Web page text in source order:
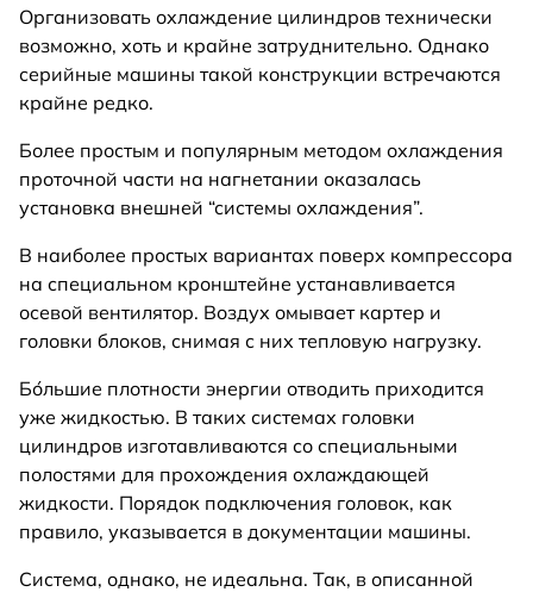
Организовать охлаждение цилиндров технически
возможно, хоть и крайне затруднительно. Однако
серийные машины такой конструкции встречаются
крайне редко.
Более простым и популярным методом охлаждения
проточной части на нагнетании оказалась
установка внешней “системы охлаждения”.
В наиболее простых вариантах поверх компрессора
на специальном кронштейне устанавливается
осевой вентилятор. Воздух омывает картер и
головки блоков, снимая с них тепловую нагрузку.
Бо́льшие плотности энергии отводить приходится
уже жидкостью. В таких системах головки
цилиндров изготавливаются со специальными
полостями для прохождения охлаждающей
жидкости. Порядок подключения головок, как
правило, указывается в документации машины.
Система, однако, не идеальна. Так, в описанной